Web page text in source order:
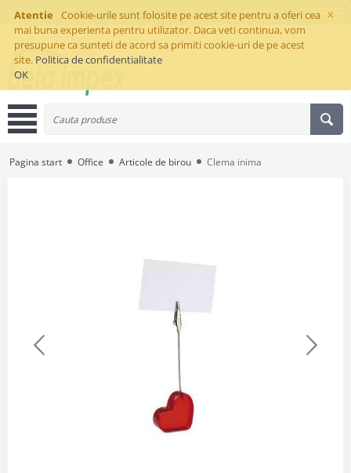
×
Atentie
Cookie-urile sunt folosite pe acest site pentru a oferi cea
mai buna experienta pentru utilizator. Daca veti continua, vom
presupune ca sunteti de acord sa primiti cookie-uri de pe acest
site. Politica de confidentialitate
OK
Pagina start Office Articole de birou Clema inima